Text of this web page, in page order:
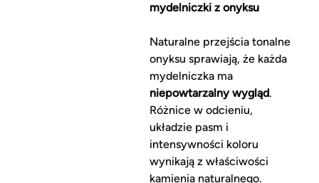
mydelniczki z onyksu
Naturalne przejścia tonalne
onyksu sprawiają, że każda
mydelniczka ma
niepowtarzalny wygląd.
Różnice w odcieniu,
układzie pasm i
intensywności koloru
wynikają z właściwości
kamienia naturalnego.